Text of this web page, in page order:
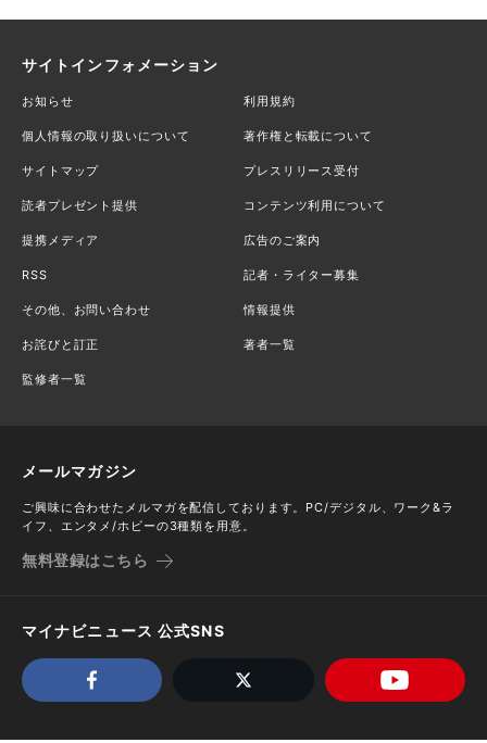
サイトインフォメーション
お知らせ 利用規約
個人情報の取り扱いについて 著作権と転載について
サイトマップ プレスリリース受付
読者プレゼント提供 コンテンツ利用について
提携メディア 広告のご案内
RSS 記者・ライター募集
その他、お問い合わせ 情報提供
お詫びと訂正 著者一覧
監修者一覧
メールマガジン
ご興味に合わせたメルマガを配信しております。PC/デジタル、ワーク&ラ
イフ、エンタメ/ホビーの3種類を用意。
無料登録はこちら
マイナビニュース 公式SNS